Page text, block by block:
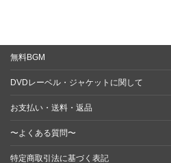
無料BGM
DVDレーベル・ジャケットに関して
お支払い・送料・返品
〜よくある質問〜
特定商取引法に基づく表記